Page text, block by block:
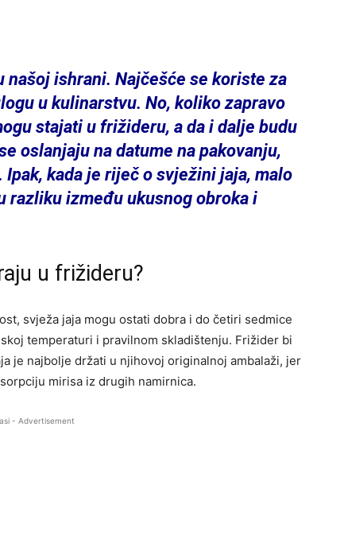
našoj ishrani. Najčešće se koriste za
u kulinarstvu. No, koliko zapravo
stajati u frižideru, a da i dalje budu
oslanjaju na datume na pakovanju,
kada je riječ o svježini jaja, malo
razliku između ukusnog obroka i
u frižideru?
svježa jaja mogu ostati dobra i do četiri sedmice
temperaturi i pravilnom skladištenju. Frižider bi
je najbolje držati u njihovoj originalnoj ambalaži, jer
mirisa iz drugih namirnica.
- Advertisement